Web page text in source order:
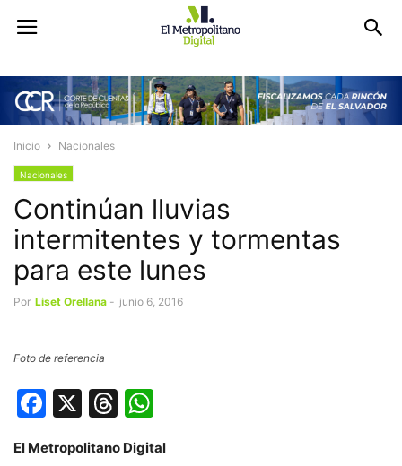
Inicio Nacionales
Nacionales
Continúan lluvias
intermitentes y tormentas
para este lunes
Por Liset Orellana - junio 6, 2016
Foto de referencia
Facebook
X Threads
El Metropolitano Digital